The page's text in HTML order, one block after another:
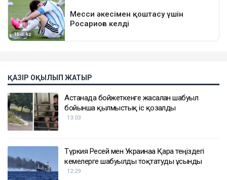
ҚАЗІР ОҚЫЛЫП ЖАТЫР
Астанада бойжеткенге жасалған шабуыл
бойынша қылмыстық іс қозғалды
13:03
Түркия Ресей мен Украинаға Қара теңіздегі
кемелерге шабуылды тоқтатуды ұсынды
12:29